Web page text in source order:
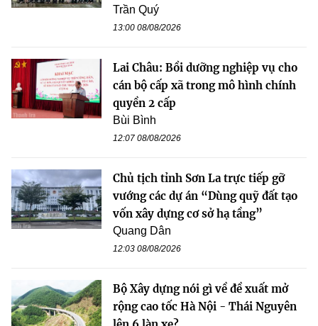
Trần Quý
13:00 08/08/2026
Lai Châu: Bồi dưỡng nghiệp vụ cho
cán bộ cấp xã trong mô hình chính
quyền 2 cấp
Bùi Bình
12:07 08/08/2026
Chủ tịch tỉnh Sơn La trực tiếp gỡ
vướng các dự án “Dùng quỹ đất tạo
vốn xây dựng cơ sở hạ tầng”
Quang Dân
12:03 08/08/2026
Bộ Xây dựng nói gì về đề xuất mở
rộng cao tốc Hà Nội - Thái Nguyên